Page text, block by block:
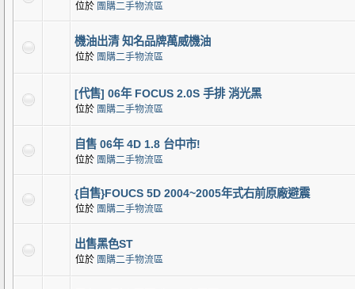
位於 團購二手物流區
機油出清 知名品牌萬威機油
位於 團購二手物流區
[代售] 06年 FOCUS 2.0S 手排 消光黑
位於 團購二手物流區
自售 06年 4D 1.8 台中市!
位於 團購二手物流區
{自售}FOUCS 5D 2004~2005年式右前原廠避震
位於 團購二手物流區
出售黑色ST
位於 團購二手物流區